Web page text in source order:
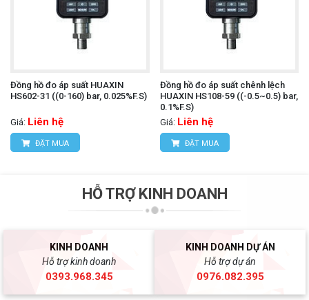
Đồng hồ đo áp suất HUAXIN
HS602-31 ((0-160) bar, 0.025%F.S)
Giá: Liên hệ
ĐẶT MUA
Đồng hồ đo áp suất chênh lệch
HUAXIN HS108-59 ((-0.5~0.5) bar,
0.1%F.S)
Giá: Liên hệ
ĐẶT MUA
HỖ TRỢ KINH DOANH
KINH DOANH
Hỗ trợ kinh doanh
0393.968.345
KINH DOANH DỰ ÁN
Hỗ trợ dự án
0976.082.395